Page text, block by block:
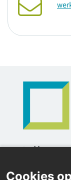
Home
Nieuws
Cookies